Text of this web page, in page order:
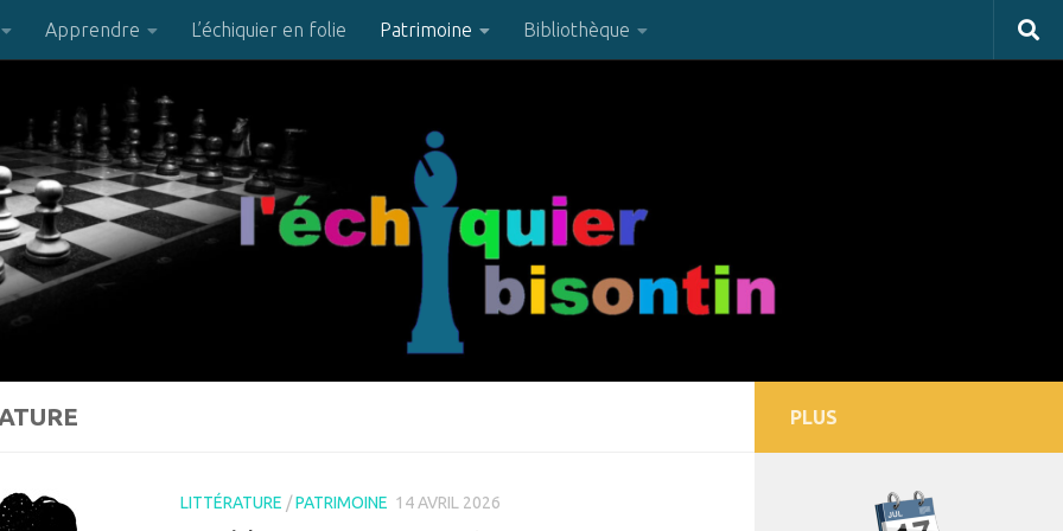
Apprendre L’échiquier en folie Patrimoine Bibliothèque
LITTÉRATURE /PATRIMOINE 14 AVRIL 2026
PLUS